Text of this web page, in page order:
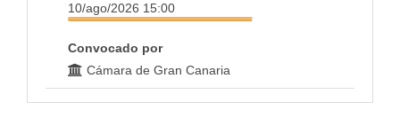
10/ago/2026 15:00
Convocado por
Cámara de Gran Canaria